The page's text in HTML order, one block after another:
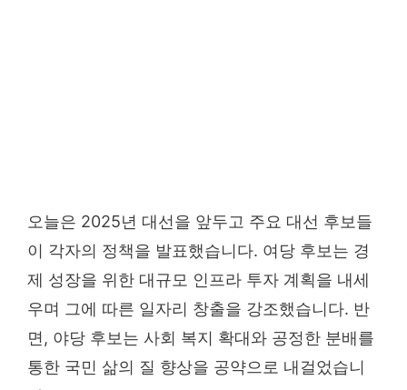
오늘은 2025년 대선을 앞두고 주요 대선 후보들
이 각자의 정책을 발표했습니다. 여당 후보는 경
제 성장을 위한 대규모 인프라 투자 계획을 내세
우며 그에 따른 일자리 창출을 강조했습니다. 반
면, 야당 후보는 사회 복지 확대와 공정한 분배를
통한 국민 삶의 질 향상을 공약으로 내걸었습니